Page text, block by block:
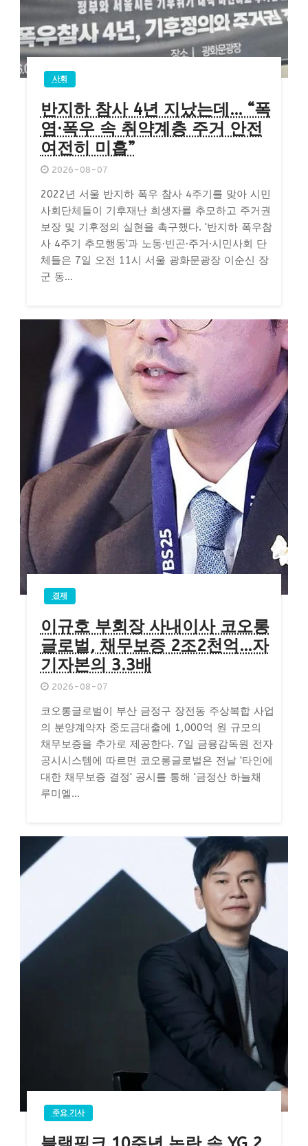
사회
반지하 참사 4년 지났는데… “폭
염·폭우 속 취약계층 주거 안전
여전히 미흡”
2026-08-07
2022년 서울 반지하 폭우 참사 4주기를 맞아 시민
사회단체들이 기후재난 희생자를 추모하고 주거권
보장 및 기후정의 실현을 촉구했다. '반지하 폭우참
사 4주기 추모행동'과 노동·빈곤·주거·시민사회 단
체들은 7일 오전 11시 서울 광화문광장 이순신 장
군 동...
경제
이규호 부회장 사내이사 코오롱
글로벌, 채무보증 2조2천억…자
기자본의 3.3배
2026-08-07
코오롱글로벌이 부산 금정구 장전동 주상복합 사업
의 분양계약자 중도금대출에 1,000억 원 규모의
채무보증을 추가로 제공한다. 7일 금융감독원 전자
공시시스템에 따르면 코오롱글로벌은 전날 '타인에
대한 채무보증 결정' 공시를 통해 '금정산 하늘채
루미엘...
주요 기사